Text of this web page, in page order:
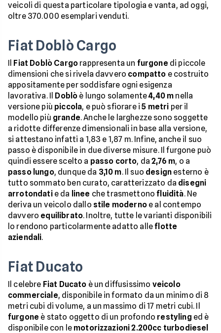
veicoli di questa particolare tipologia e vanta, ad oggi,
oltre 370.000 esemplari venduti.
Fiat Doblò Cargo
Il Fiat Doblò Cargo rappresenta un furgone di piccole
dimensioni che si rivela davvero compatto e costruito
appositamente per soddisfare ogni esigenza
lavorativa. Il Doblò è lungo solamente4,40 m nella
versione più piccola, e può sfiorare i5 metri per il
modello più grande. Anche le larghezze sono soggette
a ridotte differenze dimensionali in base alla versione,
si attestano infatti a 1,83 e 1,87 m. Infine, anche il suo
passo è disponibile in due diverse misure. Il furgone può
quindi essere scelto a passo corto, da2,76 m, o a
passo lungo, dunque da 3,10 m. Il suo design esterno è
tutto sommato ben curato, caratterizzato da disegni
arrotondatie da linee che trasmettonofluidità. Ne
deriva un veicolo dallo stile modernoe al contempo
davvero equilibrato. Inoltre, tutte le varianti disponibili
lo rendono particolarmente adatto alleflotte
aziendali.
Fiat Ducato
Il celebre Fiat Ducato è un diffusissimo veicolo
commerciale, disponibile in formato da un minimo di 8
metri cubi di volume, a un massimo di 17 metri cubi. Il
furgone è stato oggetto di un profondo restyling ed è
disponibile con le motorizzazioni2.200cc turbodiesel